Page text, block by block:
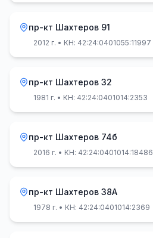
пр-кт Шахтеров 91
2012 г. • КН: 42:24:0401055:11997
пр-кт Шахтеров 32
1981 г. • КН: 42:24:0401014:2353
пр-кт Шахтеров 74б
2016 г. • КН: 42:24:0401014:18486
пр-кт Шахтеров 38А
1978 г. • КН: 42:24:0401014:2369